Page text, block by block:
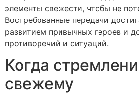
элементы свежести, чтобы не
Востребованные передачи
развитием привычных героев и
противоречий и ситуаций.
Когда
свежему